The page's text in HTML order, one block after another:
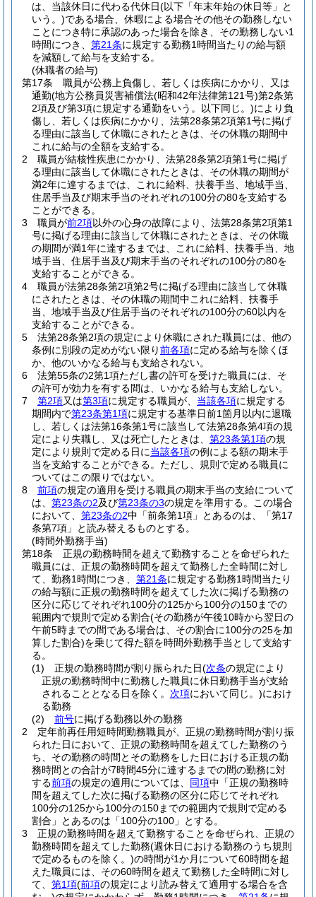
は、当該休日に代わる代休日(以下「年末年始の休日等」と
いう。)である場合、休暇による場合その他その勤務しない
ことにつき特に承認のあった場合を除き、その勤務しない1
時間につき、 第21条に規定する勤務1時間当たりの給与額
を減額して給与を支給する。
(休職者の給与)
第17条
職員が公務上負傷し、若しくは疾病にかかり、又は
通勤(地方公務員災害補償法(昭和42年法律第121号)第2条第
2項及び第3項に規定する通勤をいう。以下同じ。)により負
傷し、若しくは疾病にかかり、法第28条第2項第1号に掲げ
る理由に該当して休職にされたときは、その休職の期間中
これに給与の全額を支給する。
2
職員が結核性疾患にかかり、法第28条第2項第1号に掲げ
る理由に該当して休職にされたときは、その休職の期間が
満2年に達するまでは、これに給料、扶養手当、地域手当、
住居手当及び期末手当のそれぞれの100分の80を支給する
ことができる。
3
職員が前2項以外の心身の故障により、法第28条第2項第1
号に掲げる理由に該当して休職にされたときは、その休職
の期間が満1年に達するまでは、これに給料、扶養手当、地
域手当、住居手当及び期末手当のそれぞれの100分の80を
支給することができる。
4
職員が法第28条第2項第2号に掲げる理由に該当して休職
にされたときは、その休職の期間中これに給料、扶養手
当、地域手当及び住居手当のそれぞれの100分の60以内を
支給することができる。
5
法第28条第2項の規定により休職にされた職員には、他の
条例に別段の定めがない限り前各項に定める給与を除くほ
か、他のいかなる給与も支給されない。
6
法第55条の2第1項ただし書の許可を受けた職員には、そ
の許可が効力を有する間は、いかなる給与も支給しない。
7
第2項又は第3項に規定する職員が、 当該各項に規定する
期間内で第23条第1項に規定する基準日前1箇月以内に退職
し、若しくは法第16条第1号に該当して法第28条第4項の規
定により失職し、又は死亡したときは、 第23条第1項の規
定により規則で定める日に当該各項の例による額の期末手
当を支給することができる。 ただし、規則で定める職員に
ついてはこの限りではない。
8
前項の規定の適用を受ける職員の期末手当の支給について
は、 第23条の2及び第23条の3の規定を準用する。
この場合
において、 第23条の2中「前条第1項」とあるのは、「第17
条第7項」と読み替えるものとする。
(時間外勤務手当)
第18条
正規の勤務時間を超えて勤務することを命ぜられた
職員には、正規の勤務時間を超えて勤務した全時間に対し
て、勤務1時間につき、 第21条に規定する勤務1時間当たり
の給与額に正規の勤務時間を超えてした次に掲げる勤務の
区分に応じてそれぞれ100分の125から100分の150までの
範囲内で規則で定める割合(その勤務が午後10時から翌日の
午前5時までの間である場合は、その割合に100分の25を加
算した割合)を乗じて得た額を時間外勤務手当として支給す
る。
(1)
正規の勤務時間が割り振られた日(次条の規定により
正規の勤務時間中に勤務した職員に休日勤務手当が支給
されることとなる日を除く。 次項において同じ。)におけ
る勤務
(2)
前号に掲げる勤務以外の勤務
2
定年前再任用短時間勤務職員が、正規の勤務時間が割り振
られた日において、正規の勤務時間を超えてした勤務のう
ち、その勤務の時間とその勤務をした日における正規の勤
務時間との合計が7時間45分に達するまでの間の勤務に対
する前項の規定の適用については、 同項中「正規の勤務時
間を超えてした次に掲げる勤務の区分に応じてそれぞれ
100分の125から100分の150までの範囲内で規則で定める
割合」とあるのは「100分の100」とする。
3
正規の勤務時間を超えて勤務することを命ぜられ、正規の
勤務時間を超えてした勤務(週休日における勤務のうち規則
で定めるものを除く。)の時間が1か月について60時間を超
えた職員には、その60時間を超えて勤務した全時間に対し
て、 第1項(前項の規定により読み替えて適用する場合を含